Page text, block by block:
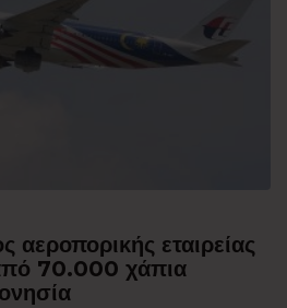
αεροπορικής εταιρείας
70.000 χάπια